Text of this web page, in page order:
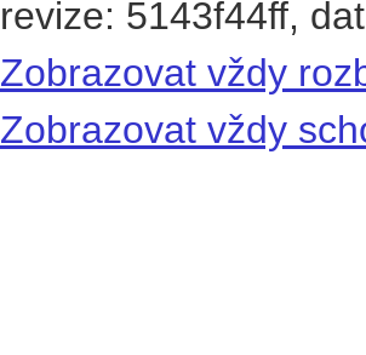
revize: 5143f44ff,
Zobrazovat vždy
Zobrazovat vždy